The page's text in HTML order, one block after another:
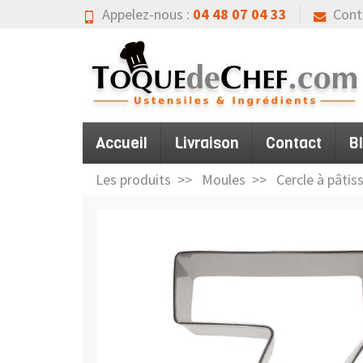
Appelez-nous : 04 48 07 04 33
Accueil Livraison Contact
Les produits Moules Cercle à